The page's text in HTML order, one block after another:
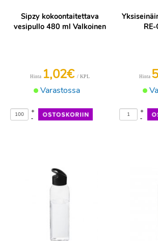
Sipzy kokoontaitettava
vesipullo 480 ml Valkoinen
Varastossa
Hinta 1,02€ / KPL
-
+
Hinta
-
+